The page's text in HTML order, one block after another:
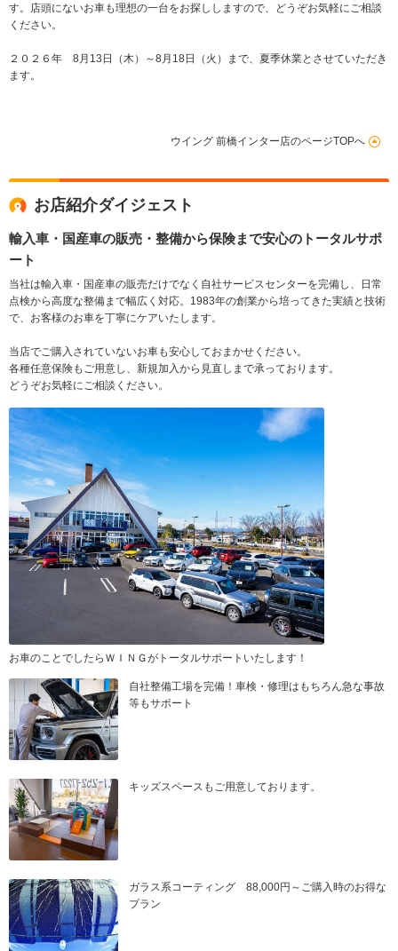
す。店頭にないお車も理想の一台をお探ししますので、どうぞお気軽にご相談
ください。
２０２６年 8月13日（木）～8月18日（火）まで、夏季休業とさせていただき
ます。
ウイング 前橋インター店のページTOPへ
お店紹介ダイジェスト
輸入車・国産車の販売・整備から保険まで安心のトータルサポ
ート
当社は輸入車・国産車の販売だけでなく自社サービスセンターを完備し、日常
点検から高度な整備まで幅広く対応。1983年の創業から培ってきた実績と技術
で、お客様のお車を丁寧にケアいたします。
当店でご購入されていないお車も安心しておまかせください。
各種任意保険もご用意し、新規加入から見直しまで承っております。
どうぞお気軽にご相談ください。
お車のことでしたらＷＩＮＧがトータルサポートいたします！
自社整備工場を完備！車検・修理はもちろん急な事故
等もサポート
キッズスペースもご用意しております。
ガラス系コーティング 88,000円～ご購入時のお得な
プラン